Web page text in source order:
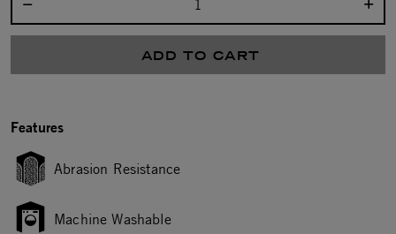
ADD TO CART
Features
Abrasion Resistance
Machine Washable